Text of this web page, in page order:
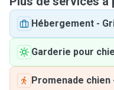
Hébergement -
Garderie pour
Promenade chien